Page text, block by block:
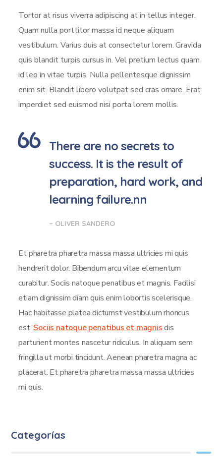
Tortor at risus viverra adipiscing at in tellus integer.
Quam nulla porttitor massa id neque aliquam
vestibulum. Varius duis at consectetur lorem. Gravida
quis blandit turpis cursus in. Vel pretium lectus quam
id leo in vitae turpis. Nulla pellentesque dignissim
enim sit. Blandit libero volutpat sed cras ornare. Erat
imperdiet sed euismod nisi porta lorem mollis.
There are no secrets to
success. It is the result of
preparation, hard work, and
learning failure.nn
– OLIVER SANDERO
Et pharetra pharetra massa massa ultricies mi quis
hendrerit dolor. Bibendum arcu vitae elementum
curabitur. Sociis natoque penatibus et magnis. Facilisi
etiam dignissim diam quis enim lobortis scelerisque.
Hac habitasse platea dictumst vestibulum rhoncus
est. Sociis natoque penatibus et magnisdis
parturient montes nascetur ridiculus. In aliquam sem
fringilla ut morbi tincidunt. Aenean pharetra magna ac
placerat. Et pharetra pharetra massa massa ultricies
mi quis.
Categorías